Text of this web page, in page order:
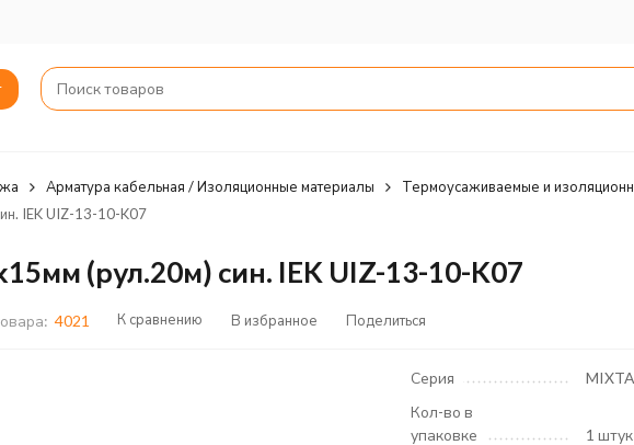
Арматура кабельная / Изоляционные материалы Термоусаживаемые и
IEK UIZ-13-10-K07
(рул.20м) син. IEK UIZ-13-10-K07
4021 К сравнению В избранное Поделиться
Серия
Кол-во в
упаковке
1 штук